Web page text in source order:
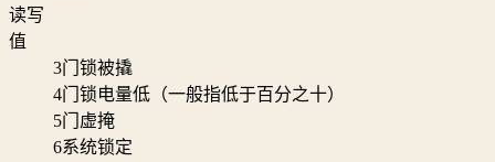
读写
值
3门锁被撬
4门锁电量低（一般指低于百分之十）
5门虚掩
6系统锁定